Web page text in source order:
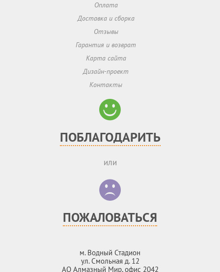
Оплата
Доставка и сборка
Отзывы
Гарантия и возврат
Карта сайта
Дизайн-проект
Контакты
ПОБЛАГОДАРИТЬ
или
ПОЖАЛОВАТЬСЯ
м. Водный Стадион
ул. Смольная д. 12
АО Алмазный Мир, офис 2042